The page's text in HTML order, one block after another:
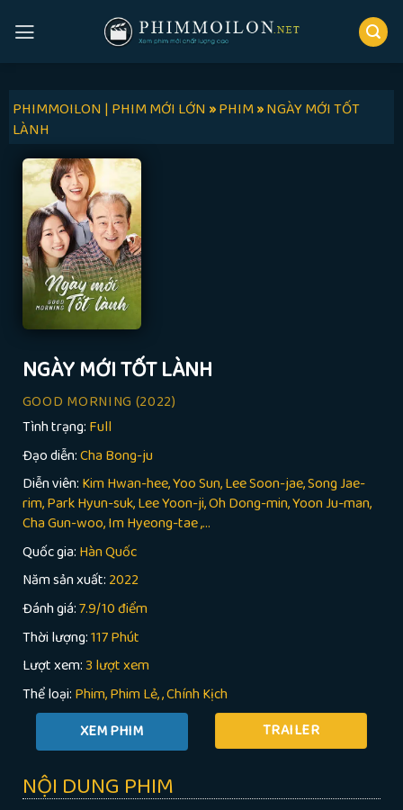
PHIMMOILON | PHIM MỚI LỚN»PHIM»NGÀY MỚI TỐT
LÀNH
NGÀY MỚI TỐT LÀNH
GOOD MORNING (2022)
Tình trạng: Full
Đạo diễn:Cha Bong-ju
Diễn viên: Kim Hwan-hee, Yoo Sun, Lee Soon-jae, Song Jae-
rim, Park Hyun-suk, Lee Yoon-ji, Oh Dong-min, Yoon Ju-man,
Cha Gun-woo, Im Hyeong-tae ,...
Quốc gia: Hàn Quốc
Năm sản xuất: 2022
Đánh giá:7.9/10 điểm
Thời lượng:117 Phút
Lượt xem:3 lượt xem
Thể loại: Phim Phim Lẻ ,Chính Kịch
TRAILER
NỘI DUNG PHIM